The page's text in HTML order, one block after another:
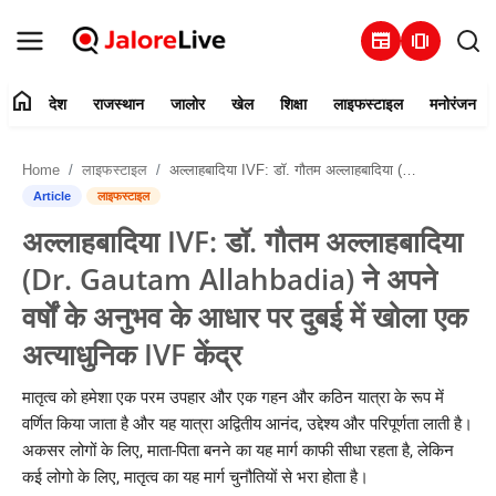
newspaper amp_stories
संपर्क करें
देश
राजस्थान
जालोर
खेल
शिक्षा
home देश राजस्थान जालोर खेल शिक्षा लाइफस्टाइल मनोरंजन
Home लाइफस्टाइल अल्लाहबादिया IVF: डॉ. गौतम अल्लाहबादिया (Dr. Gautam Allahbadia) ने अपने वर्षों के अनुभव के आधार पर दुबई में खोला एक अत्याधुनिक IVF केंद्र
Article लाइफस्टाइल
अल्लाहबादिया IVF: डॉ. गौतम अल्लाहबादिया
(Dr. Gautam Allahbadia) ने अपने
वर्षों के अनुभव के आधार पर दुबई में खोला एक
अत्याधुनिक IVF केंद्र
मातृत्व को हमेशा एक परम उपहार और एक गहन और कठिन यात्रा के रूप में
वर्णित किया जाता है और यह यात्रा अद्वितीय आनंद, उद्देश्य और परिपूर्णता लाती है।
अकसर लोगों के लिए, माता-पिता बनने का यह मार्ग काफी सीधा रहता है, लेकिन
कई लोगो के लिए, मातृत्व का यह मार्ग चुनौतियों से भरा होता है।